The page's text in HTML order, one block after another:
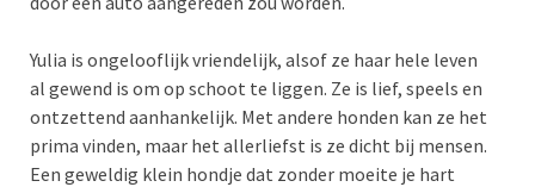
Yulia is ongelooflijk vriendelijk, alsof ze haar hele leven
al gewend is om op schoot te liggen. Ze is lief, speels en
ontzettend aanhankelijk. Met andere honden kan ze het
prima vinden, maar het allerliefst is ze dicht bij mensen.
Een geweldig klein hondje dat zonder moeite je hart